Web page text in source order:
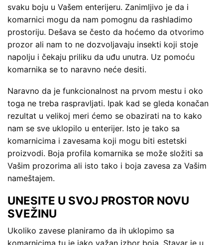
svaku boju u Vašem enterijeru. Zanimljivo je da i
komarnici mogu da nam pomognu da rashladimo
prostoriju. Dešava se često da hoćemo da otvorimo
prozor ali nam to ne dozvoljavaju insekti koji stoje
napolju i čekaju priliku da uđu unutra. Uz pomoću
komarnika se to naravno neće desiti.
Naravno da je funkcionalnost na prvom mestu i oko
toga ne treba raspravljati. Ipak kad se gleda konačan
rezultat u velikoj meri ćemo se obazirati na to kako
nam se sve uklopilo u enterijer. Isto je tako sa
komarnicima i zavesama koji mogu biti estetski
proizvodi. Boja profila komarnika se može složiti sa
Vašim prozorima ali isto tako i boja zavesa za Vašim
nameštajem.
UNESITE U SVOJ PROSTOR NOVU
SVEŽINU
Ukoliko zavese planiramo da ih uklopimo sa
komarnicima tu je jako važan izbor boja. Stavar je u